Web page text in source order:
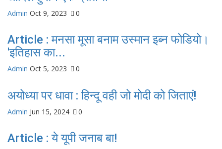
Admin Oct 9, 2023 0
Article : मनसा मूसा बनाम उस्मान इब्न फोडियो।
'इतिहास का...
Admin Oct 5, 2023 0
अयोध्या पर धावा : हिन्दू वही जो मोदी को जिताएं!
Admin Jun 15, 2024 0
Article : ये यूपी जनाब बा!